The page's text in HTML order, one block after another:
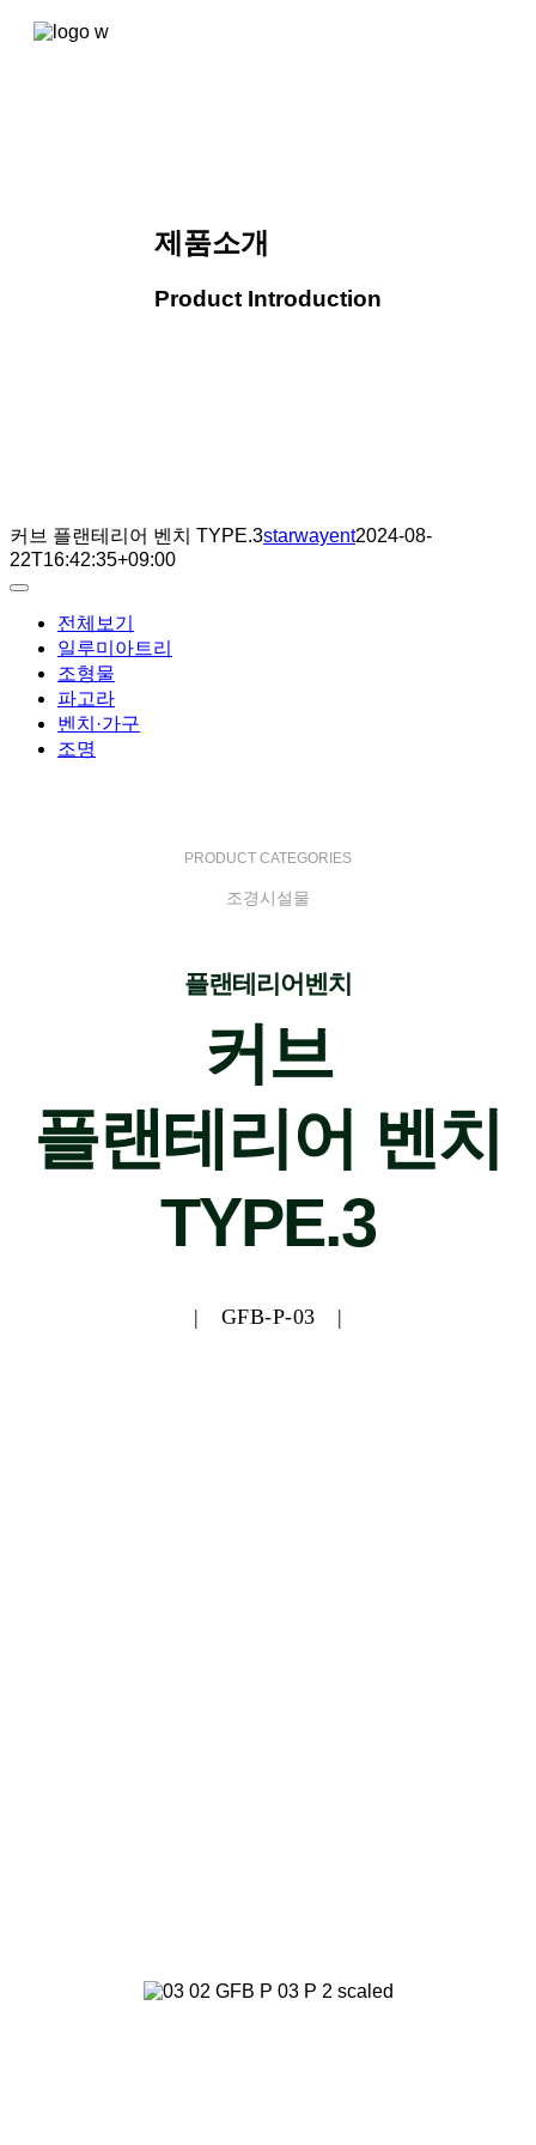
콘텐츠로
건너뛰기
제품소개
Product Introduction
커브 플랜테리어 벤치 TYPE.3starwayent2024-08-
22T16:42:35+09:00
Toggle
Navigation전체보기
일루미아트리
조형물
파고라
벤치·가구
조명
PRODUCT CATEGORIES
조경시설물
플랜테리어벤치
커브
플랜테리어 벤치
TYPE.3
| GFB-P-03 |